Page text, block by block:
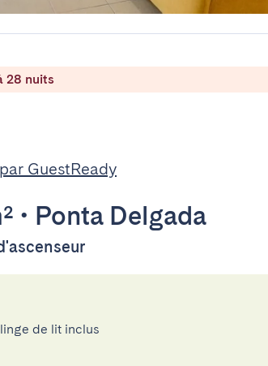
28 nuits
GuestReady
• Ponta Delgada
de lit inclus